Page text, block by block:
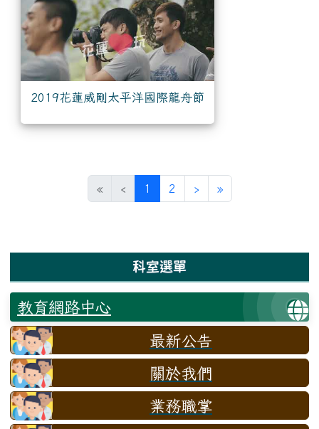
2019花蓮威剛太平洋國際龍舟節
« ‹ 1 (目前頁次)
2 ›下一頁
»最後頁
科室選單
教育網路中心
最新公告
關於我們
業務職掌